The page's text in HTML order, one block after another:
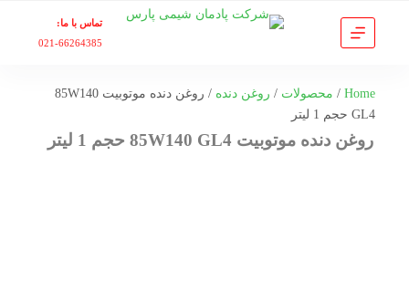
تماس با ما:
021-66264385
Home
/ محصولات / روغن دنده
/ روغن دنده موتوبیت 85W140
GL4 حجم 1 لیتر
روغن دنده موتوبیت 85W140 GL4 حجم 1 لیتر